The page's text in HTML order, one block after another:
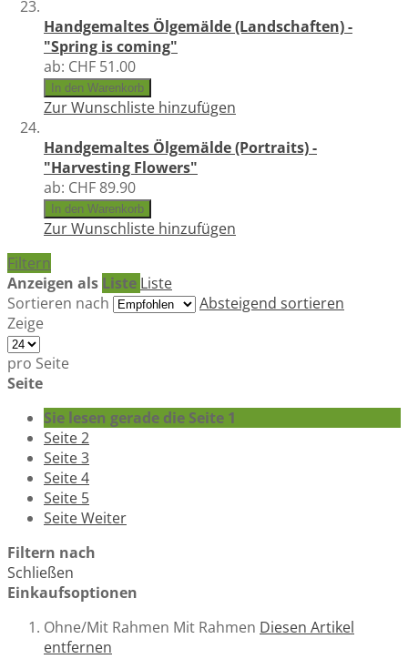
Handgemaltes Ölgemälde (Landschaften) -
"Spring is coming"
ab: CHF 51.00
In den Warenkorb
Zur Wunschliste hinzufügen
Handgemaltes Ölgemälde (Portraits) -
"Harvesting Flowers"
ab: CHF 89.90
In den Warenkorb
Zur Wunschliste hinzufügen
Filtern
Anzeigen als Liste Liste
Sortieren nach
Absteigend sortieren
Zeige
pro Seite
Seite
Sie lesen gerade die Seite 1
Seite2
Seite3
Seite4
Seite 5
SeiteWeiter
Filtern nach
Schließen
Einkaufsoptionen
Ohne/Mit Rahmen Mit Rahmen Diesen Artikel
entfernen